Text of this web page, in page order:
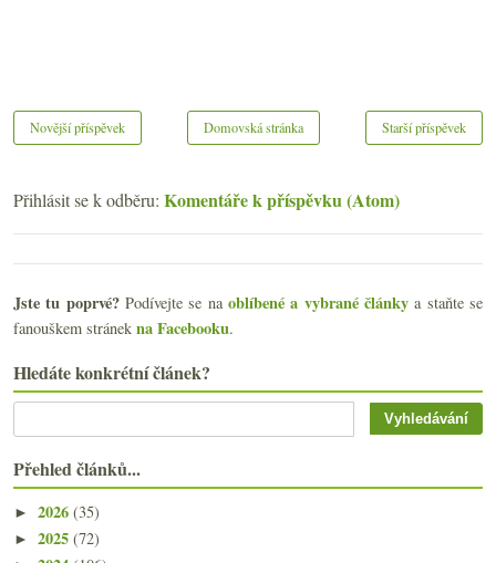
Novější příspěvek Starší příspěvek
Domovská stránka
Přihlásit se k odběru: Komentáře k příspěvku (Atom)
Jste tu poprvé?Podívejte se naoblíbené a vybrané články a staňte se
fanouškem stránek na Facebooku.
Hledáte konkrétní článek?
Přehled článků...
► 2026 (35)
► 2025 (72)